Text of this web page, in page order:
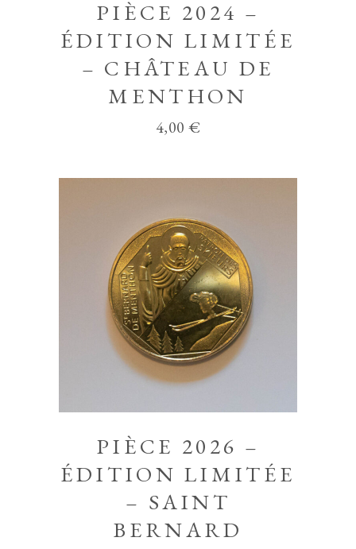
PIÈCE 2024 –
ÉDITION LIMITÉE
– CHÂTEAU DE
MENTHON
4,00€
PIÈCE 2026 –
ÉDITION LIMITÉE
– SAINT
BERNARD